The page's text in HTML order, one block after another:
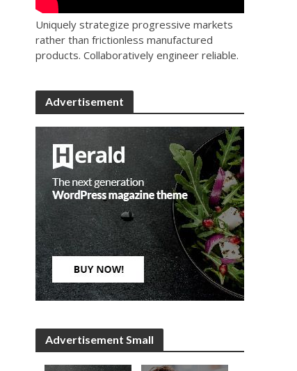
Uniquely strategize progressive markets
rather than frictionless manufactured
products. Collaboratively engineer reliable.
Advertisement
Advertisement Small